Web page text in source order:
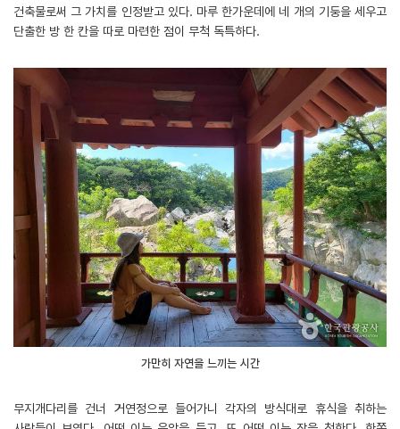
건축물로써 그 가치를 인정받고 있다. 마루 한가운데에 네 개의 기둥을 세우고
단출한 방 한 칸을 따로 마련한 점이 무척 독특하다.
가만히 자연을 느끼는 시간
무지개다리를 건너 거연정으로 들어가니 각자의 방식대로 휴식을 취하는